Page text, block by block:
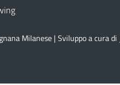
Milanese | Sviluppo a cura di